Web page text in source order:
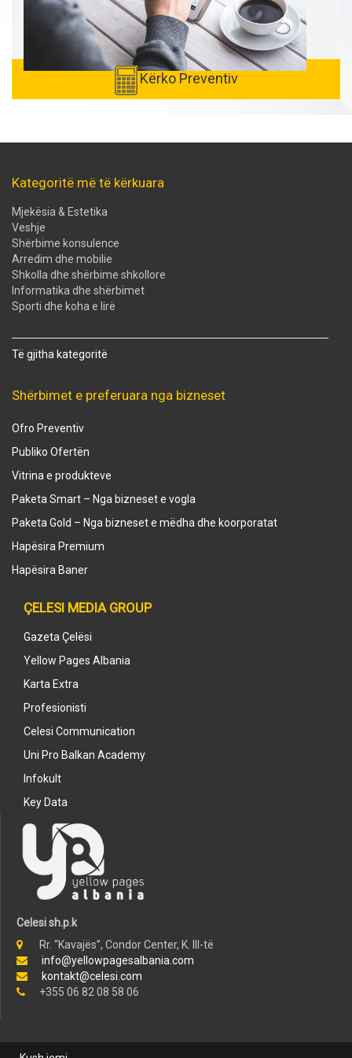
Kërko Preventiv
Kategoritë më të kërkuara
Mjekësia & Estetika
Veshje
Shërbime konsulence
Arredim dhe mobilie
Shkolla dhe shërbime shkollore
Informatika dhe shërbimet
Sporti dhe koha e lirë
Të gjitha kategoritë
Shërbimet e preferuara nga bizneset
Ofro Preventiv
Publiko Ofertën
Vitrina e produkteve
Paketa Smart – Nga bizneset e vogla
Paketa Gold – Nga bizneset e mëdha dhe koorporatat
Hapësira Premium
Hapësira Baner
ÇELESI MEDIA GROUP
Gazeta Çelësi
Yellow Pages Albania
Karta Extra
Profesionisti
Celesi Communication
Uni Pro Balkan Academy
Infokult
Key Data
Celesi sh.p.k
Rr. “Kavajës”, Condor Center, K. III-të
info@yellowpagesalbania.com
kontakt@celesi.com
+355 06 82 08 58 06